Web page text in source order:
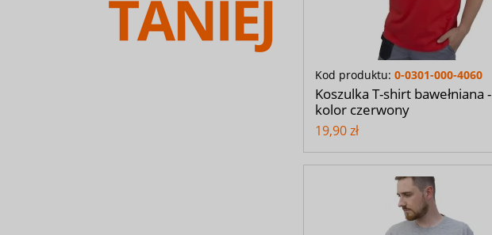
Kod produktu: 0-0301-000-4060
Koszulka T-shirt bawełniana -
kolor czerwony
19,90 zł